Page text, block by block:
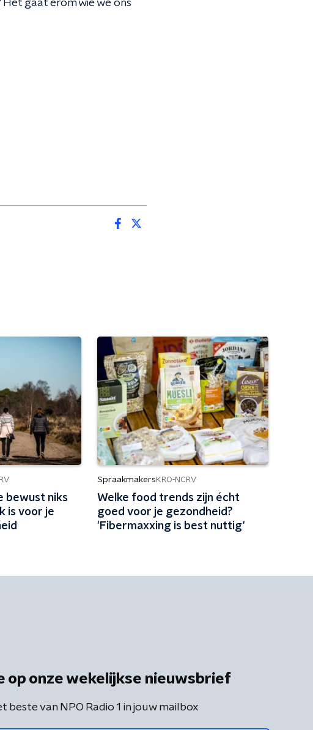
gaat erom wie we ons
bewust niks
is voor je
Spraakmakers KRO-NCRV
Welke food trends zijn écht
goed voor je gezondheid?
'Fibermaxxing is best nuttig'
op onze wekelijkse nieuwsbrief
beste van NPO Radio 1 in jouw mailbox